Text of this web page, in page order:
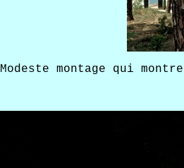
Modeste montage qui